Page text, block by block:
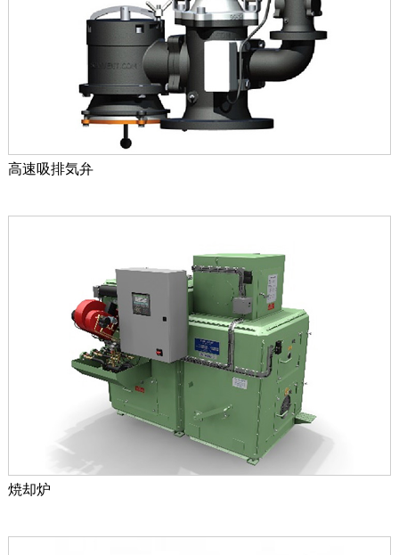
高速吸排気弁
焼却炉